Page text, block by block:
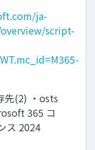
ja-
script-
先(2) ・osts
365 コ
ス 2024